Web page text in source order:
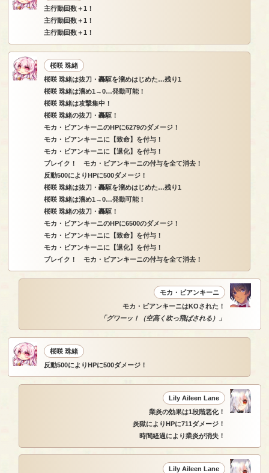
主行動回数＋1！
主行動回数＋1！
主行動回数＋1！
桜咲 珠緒
桜咲 珠緒は抜刀・轟駆を溜めはじめた…残り1
桜咲 珠緒は溜め1→0…発動可能！
桜咲 珠緒は攻撃集中！
桜咲 珠緒の抜刀・轟駆！
モカ・ビアンキーニのHPに6279のダメージ！
モカ・ビアンキーニに【致命】を付与！
モカ・ビアンキーニに【退化】を付与！
ブレイク！ モカ・ビアンキーニの付与を全て消去！
反動500によりHPに500ダメージ！
桜咲 珠緒は抜刀・轟駆を溜めはじめた…残り1
桜咲 珠緒は溜め1→0…発動可能！
桜咲 珠緒の抜刀・轟駆！
モカ・ビアンキーニのHPに6500のダメージ！
モカ・ビアンキーニに【致命】を付与！
モカ・ビアンキーニに【退化】を付与！
ブレイク！ モカ・ビアンキーニの付与を全て消去！
モカ・ビアンキーニ
モカ・ビアンキーニはKOされた！
「グワーッ！（空高く吹っ飛ばされる）」
桜咲 珠緒
反動500によりHPに500ダメージ！
Lily Aileen Lane
業炎の効果は1段階悪化！
炎獄によりHPに711ダメージ！
時間経過により業炎が消失！
Lily Aileen Lane